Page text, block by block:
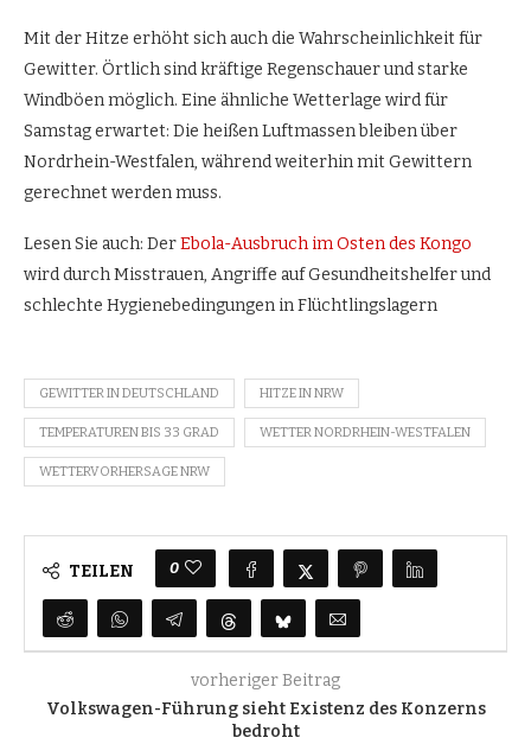
Mit der Hitze erhöht sich auch die Wahrscheinlichkeit für
Gewitter. Örtlich sind kräftige Regenschauer und starke
Windböen möglich. Eine ähnliche Wetterlage wird für
Samstag erwartet: Die heißen Luftmassen bleiben über
Nordrhein-Westfalen, während weiterhin mit Gewittern
gerechnet werden muss.
Lesen Sie auch: DerEbola-Ausbruch im Osten des Kongo
wird durch Misstrauen, Angriffe auf Gesundheitshelfer und
schlechte Hygienebedingungen in Flüchtlingslagern
GEWITTER IN DEUTSCHLAND HITZE IN NRW
TEMPERATUREN BIS 33 GRAD WETTER NORDRHEIN-WESTFALEN
WETTERVORHERSAGE NRW
TEILEN 0
vorheriger Beitrag
Volkswagen-Führung sieht Existenz des Konzerns
bedroht